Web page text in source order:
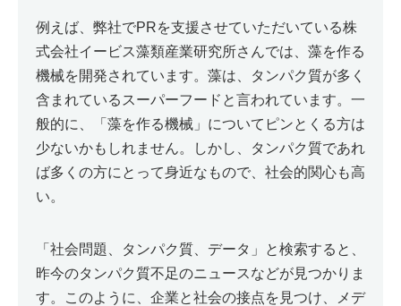
例えば、弊社でPRを支援させていただいている株
式会社イービス藻類産業研究所さんでは、藻を作る
機械を開発されています。藻は、タンパク質が多く
含まれているスーパーフードと言われています。一
般的に、「藻を作る機械」についてピンとくる方は
少ないかもしれません。しかし、タンパク質であれ
ば多くの方にとって身近なもので、社会的関心も高
い。
「社会問題、タンパク質、データ」と検索すると、
昨今のタンパク質不足のニュースなどが見つかりま
す。このように、企業と社会の接点を見つけ、メデ